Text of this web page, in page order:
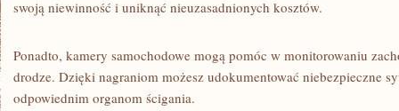
swoją niewinność i uniknąć nieuzasadnionych ⁤kosztów.
Ponadto, kamery samochodowe mogą pomóc‌ w⁣ monitorowaniu
drodze. Dzięki nagraniom możesz udokumentować niebezpieczne
odpowiednim organom ścigania.